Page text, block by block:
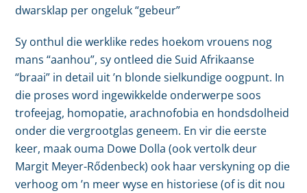
dwarsklap per ongeluk “gebeur”
Sy onthul die werklike redes hoekom vrouens nog
mans “aanhou”, sy ontleed die Suid Afrikaanse
“braai” in detail uit ’n blonde sielkundige oogpunt. In
die proses word ingewikkelde onderwerpe soos
trofeejag, homopatie, arachnofobia en hondsdolheid
onder die vergrootglas geneem. En vir die eerste
keer, maak ouma Dowe Dolla (ook vertolk deur
Margit Meyer-Rődenbeck) ook haar verskyning op die
verhoog om ’n meer wyse en historiese (of is dit nou